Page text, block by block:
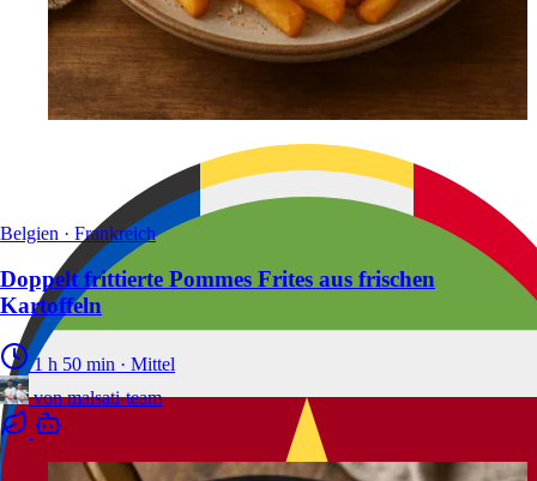
Belgien · Frankreich
Doppelt frittierte Pommes Frites aus frischen
Kartoffeln
1 h 50 min · Mittel
von malsati-team